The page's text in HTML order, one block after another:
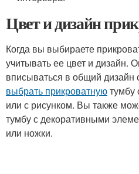
Цвет и дизайн
Когда вы выбираете
учитывать ее цвет и дизайн.
вписываться в общий
выбрать прикроватную
или с рисунком. Вы также
тумбу с декоративными
или ножки.